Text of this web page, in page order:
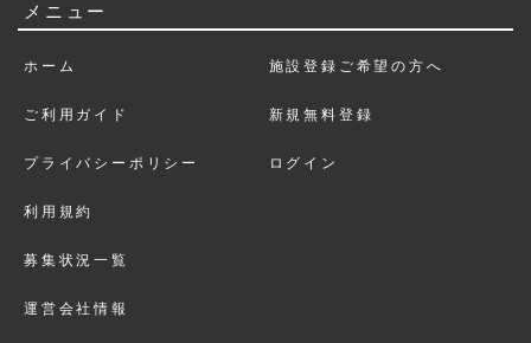
メニュー
ホーム
ご利用ガイド
プライバシーポリシー
利用規約
募集状況一覧
運営会社情報
施設登録ご希望の方へ
新規無料登録
ログイン